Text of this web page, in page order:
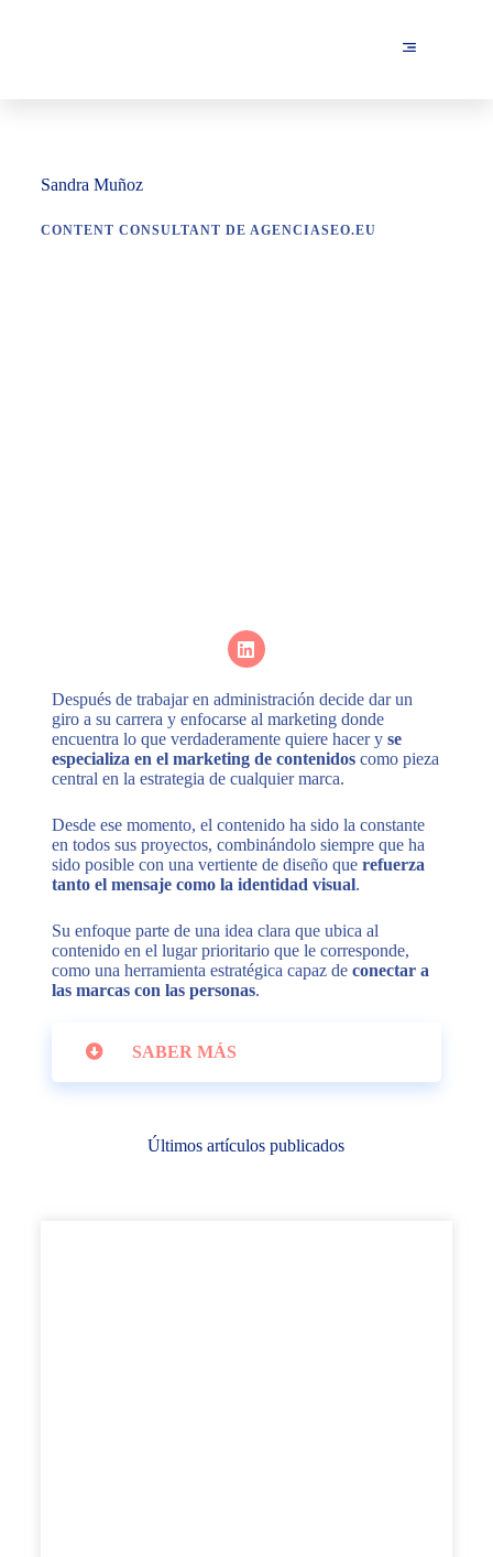
Sandra Muñoz
CONTENT CONSULTANT DE AGENCIASEO.EU
Después de trabajar en administración decide dar un
giro a su carrera y enfocarse al marketing donde
encuentra lo que verdaderamente quiere hacer yse
especializa en el marketing de contenidoscomo pieza
central en la estrategia de cualquier marca.
Desde ese momento, el contenido ha sido la constante
en todos sus proyectos, combinándolo siempre que ha
sido posible con una vertiente de diseño que refuerza
tanto el mensaje como la identidad visual.
Su enfoque parte de una idea clara que ubica al
contenido en el lugar prioritario que le corresponde,
como una herramienta estratégica capaz de conectar a
las marcas con las personas.
SABER MÁS
Últimos artículos publicados